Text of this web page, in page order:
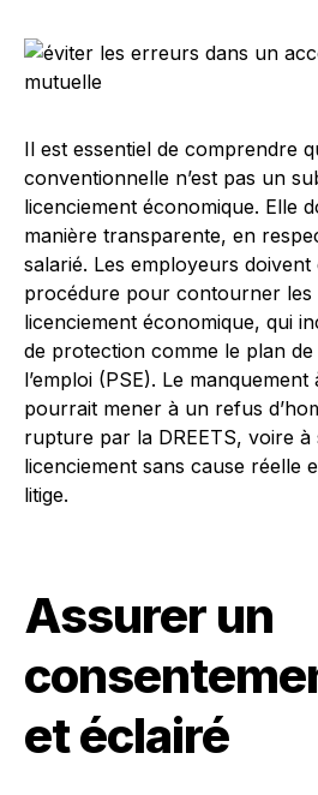
Il est essentiel de comprendre
conventionnelle n’est pas un
licenciement économique. Elle
manière transparente, en
salarié. Les employeurs doivent
procédure pour contourner les
licenciement économique, qui
de protection comme le plan de
l’emploi (PSE). Le
pourrait mener à un refus
rupture par la DREETS, voire
licenciement sans cause réelle
litige.
Assurer un
et éclairé